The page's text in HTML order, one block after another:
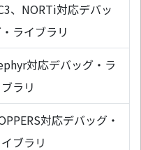
、NORTi対応デバッ
ライブラリ
対応デバッグ・ラ
ラリ
対応デバッグ・
ブラリ